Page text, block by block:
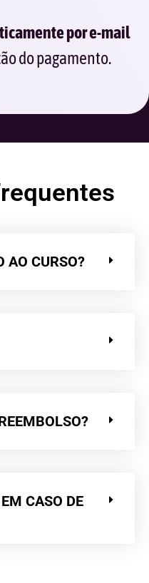
por e-mail
do pagamento.
AO CURSO?
CASO DE